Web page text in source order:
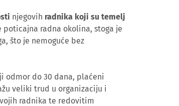
njegovih radnika koji su temelj
poticajna radna okolina, stoga je
što je nemoguće bez
odmor do 30 dana, plaćeni
veliki trud u organizaciju i
radnika te redovitim